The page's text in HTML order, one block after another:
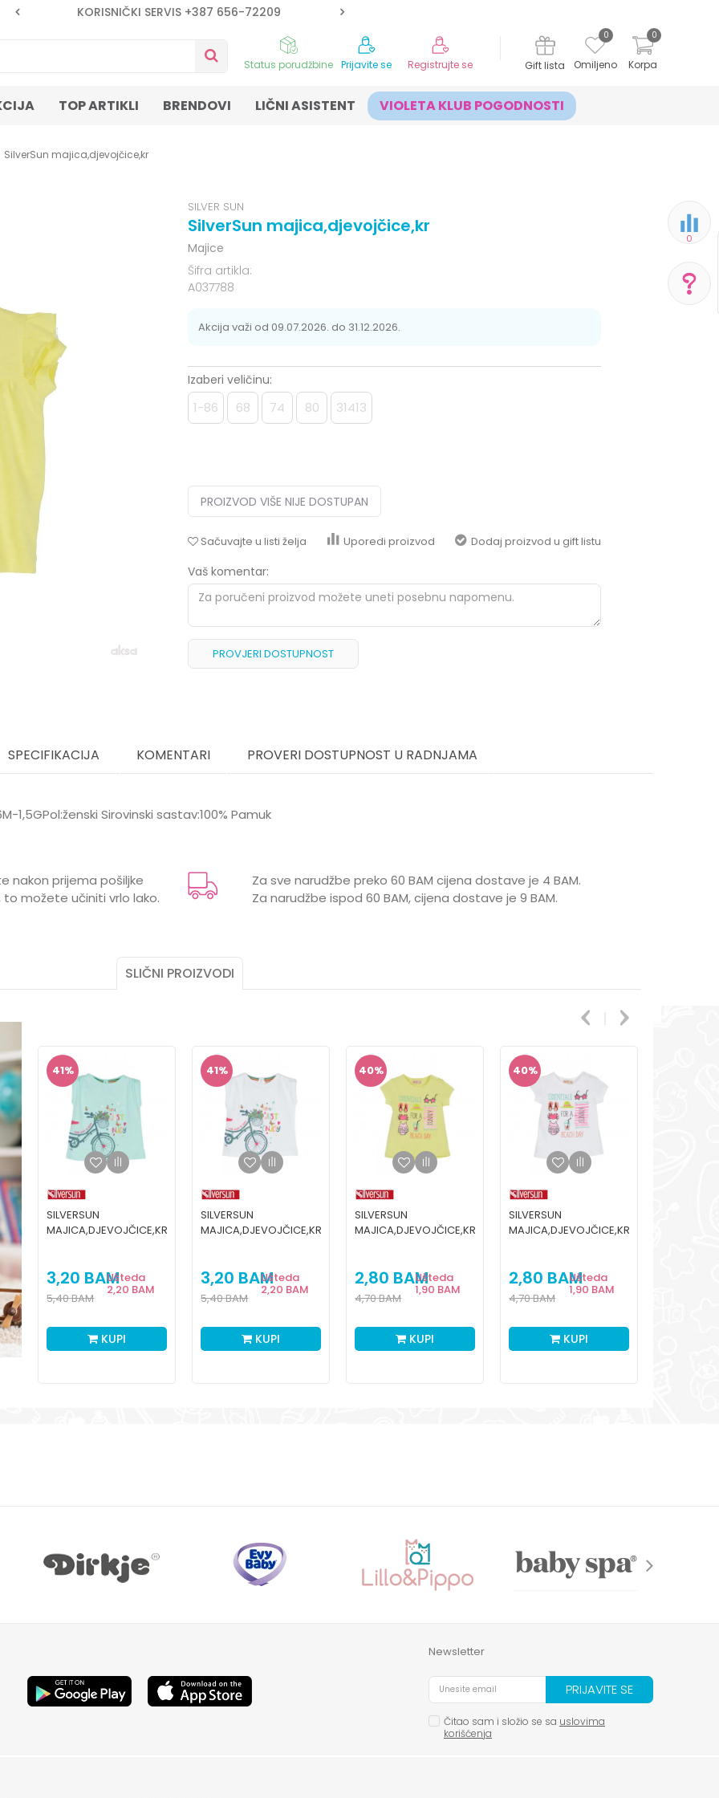
KORISNIČKI SERVIS +387 656-72209
Korpa
0
Omiljeno
0
Gift lista
Prijavite se Registrujte se
Status porudžbine
TOP ARTIKLI BRENDOVI LIČNI ASISTENT VIOLETA KLUB POGODNOSTI
0
SilverSun majica,djevojčice,kr
SILVER SUN
SilverSun majica,djevojčice,kr
Majice
Šifra artikla:
A037788
Akcija važi od 09.07.2026. do 31.12.2026.
Izaberi veličinu:
1-86 68 74 80 31413
PROIZVOD VIŠE NIJE DOSTUPAN
Sačuvajte u listi želja Uporedi proizvod Dodaj proizvod u gift listu
Vaš komentar:
PROVJERI DOSTUPNOST
pomoć i porudžbine
SPECIFIKACIJA KOMENTARI PROVERI DOSTUPNOST U RADNJAMA
1,5GPol:ženski Sirovinski sastav:100% Pamuk
ŽUTA
ŽENSKI
nakon prijema pošiljke
možete učiniti vrlo lako.
Za sve narudžbe preko 60 BAM cijena dostave je 4 BAM.
Za narudžbe ispod 60 BAM, cijena dostave je 9 BAM.
SLIČNI PROIZVODI
41%
SILVERSUN
MAJICA,DJEVOJČICE,KR
3,20 BAMUšteda
2,20 BAM
5,40BAM
KUPI
41%
SILVERSUN
MAJICA,DJEVOJČICE,KR
3,20 BAMUšteda
2,20 BAM
5,40BAM
KUPI
40%
SILVERSUN
MAJICA,DJEVOJČICE,KR
2,80 BAMUšteda
1,90 BAM
4,70BAM
KUPI
40%
SILVERSUN
MAJICA,DJEVOJČICE,KR
2,80 BAMUšteda
1,90 BAM
4,70BAM
KUPI
Newsletter
PRIJAVITE SE
Čitao sam i složio se sa uslovima
korišćenja